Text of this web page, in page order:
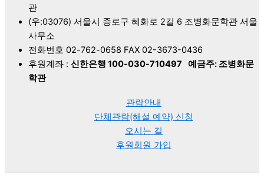
관
(우:03076) 서울시 종로구 혜화로 2길 6 조병화문학관 서울
사무소
전화번호 02-762-0658 FAX 02-3673-0436
후원계좌 : 신한은행 100-030-710497
예금주: 조병화문
학관
관람안내
단체관람(해설 예약) 신청
오시는 길
후원회원 가입